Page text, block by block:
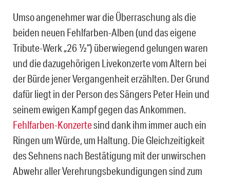
Umso angenehmer war die Überraschung als die
beiden neuen Fehlfarben-Alben (und das eigene
Tribute-Werk „26 ½“) überwiegend gelungen waren
und die dazugehörigen Livekonzerte vom Altern bei
der Bürde jener Vergangenheit erzählten. Der Grund
dafür liegt in der Person des Sängers Peter Hein und
seinem ewigen Kampf gegen das Ankommen.
Fehlfarben-Konzertesind dank ihm immer auch ein
Ringen um Würde, um Haltung. Die Gleichzeitigkeit
des Sehnens nach Bestätigung mit der unwirschen
Abwehr aller Verehrungsbekundigungen sind zum